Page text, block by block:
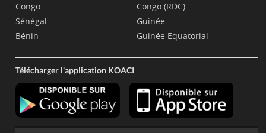
Congo
Sénégal
Bénin
Congo (RDC)
Guinée
Guinée Equatorial
Télécharger l'application KOACI